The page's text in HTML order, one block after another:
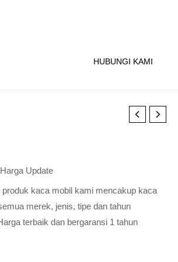
HUBUNGI KAMI
Update
produk kaca mobil kami mencakup kaca
merek, jenis, tipe dan tahun
terbaik dan bergaransi 1 tahun